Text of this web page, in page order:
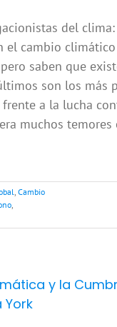
del
el cambio
saben que
son los más
a la lucha
muchos temores
, Cambio
,
y la
York